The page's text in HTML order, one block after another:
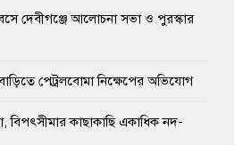
দেবীগঞ্জে আলোচনা সভা ও পুরস্কার
পেট্রলবোমা নিক্ষেপের অভিযোগ
বিপৎসীমার কাছাকাছি একাধিক নদ-